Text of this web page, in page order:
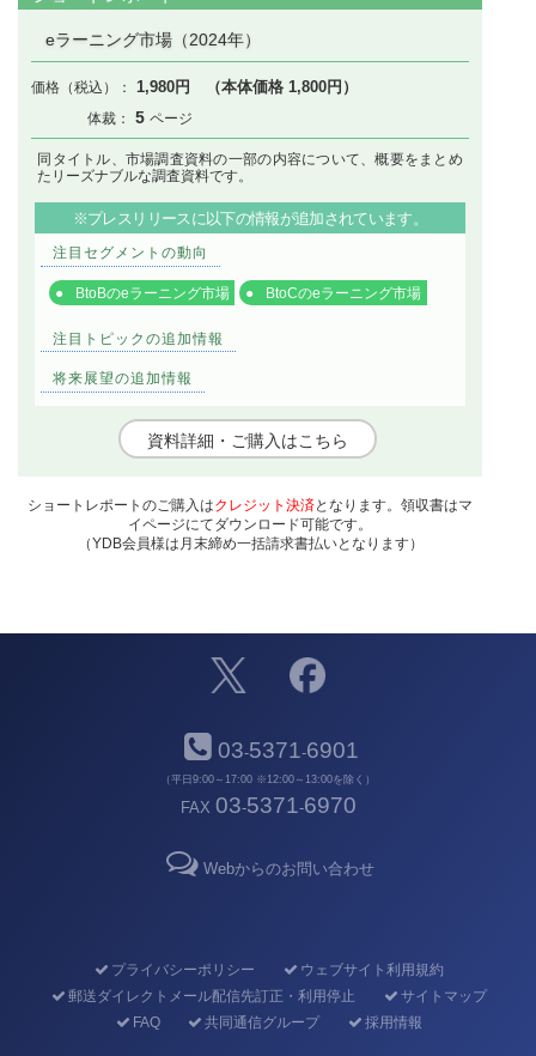
eラーニング市場（2024年）
1,980円 （本体価格 1,800円）
5
同タイトル、市場調査資料の一部の内容について、概要をまとめ
たリーズナブルな調査資料です。
※プレスリリースに以下の情報が追加されています。
注目セグメントの動向
BtoBのeラーニング市場 BtoCのeラーニング市場
注目トピックの追加情報
将来展望の追加情報
資料詳細・ご購入はこちら
ショートレポートのご購入はクレジット決済となります。領収書はマ
イページにてダウンロード可能です。
（YDB会員様は月末締め一括請求書払いとなります）
03-5371-6901
（平日9:00～17:00 ※12:00～13:00を除く）
FAX 03-5371-6970
Webからのお問い合わせ
プライバシーポリシー
ウェブサイト利用規約
郵送ダイレクトメール配信先訂正・利用停止
サイトマップ
FAQ
共同通信グループ 採用情報